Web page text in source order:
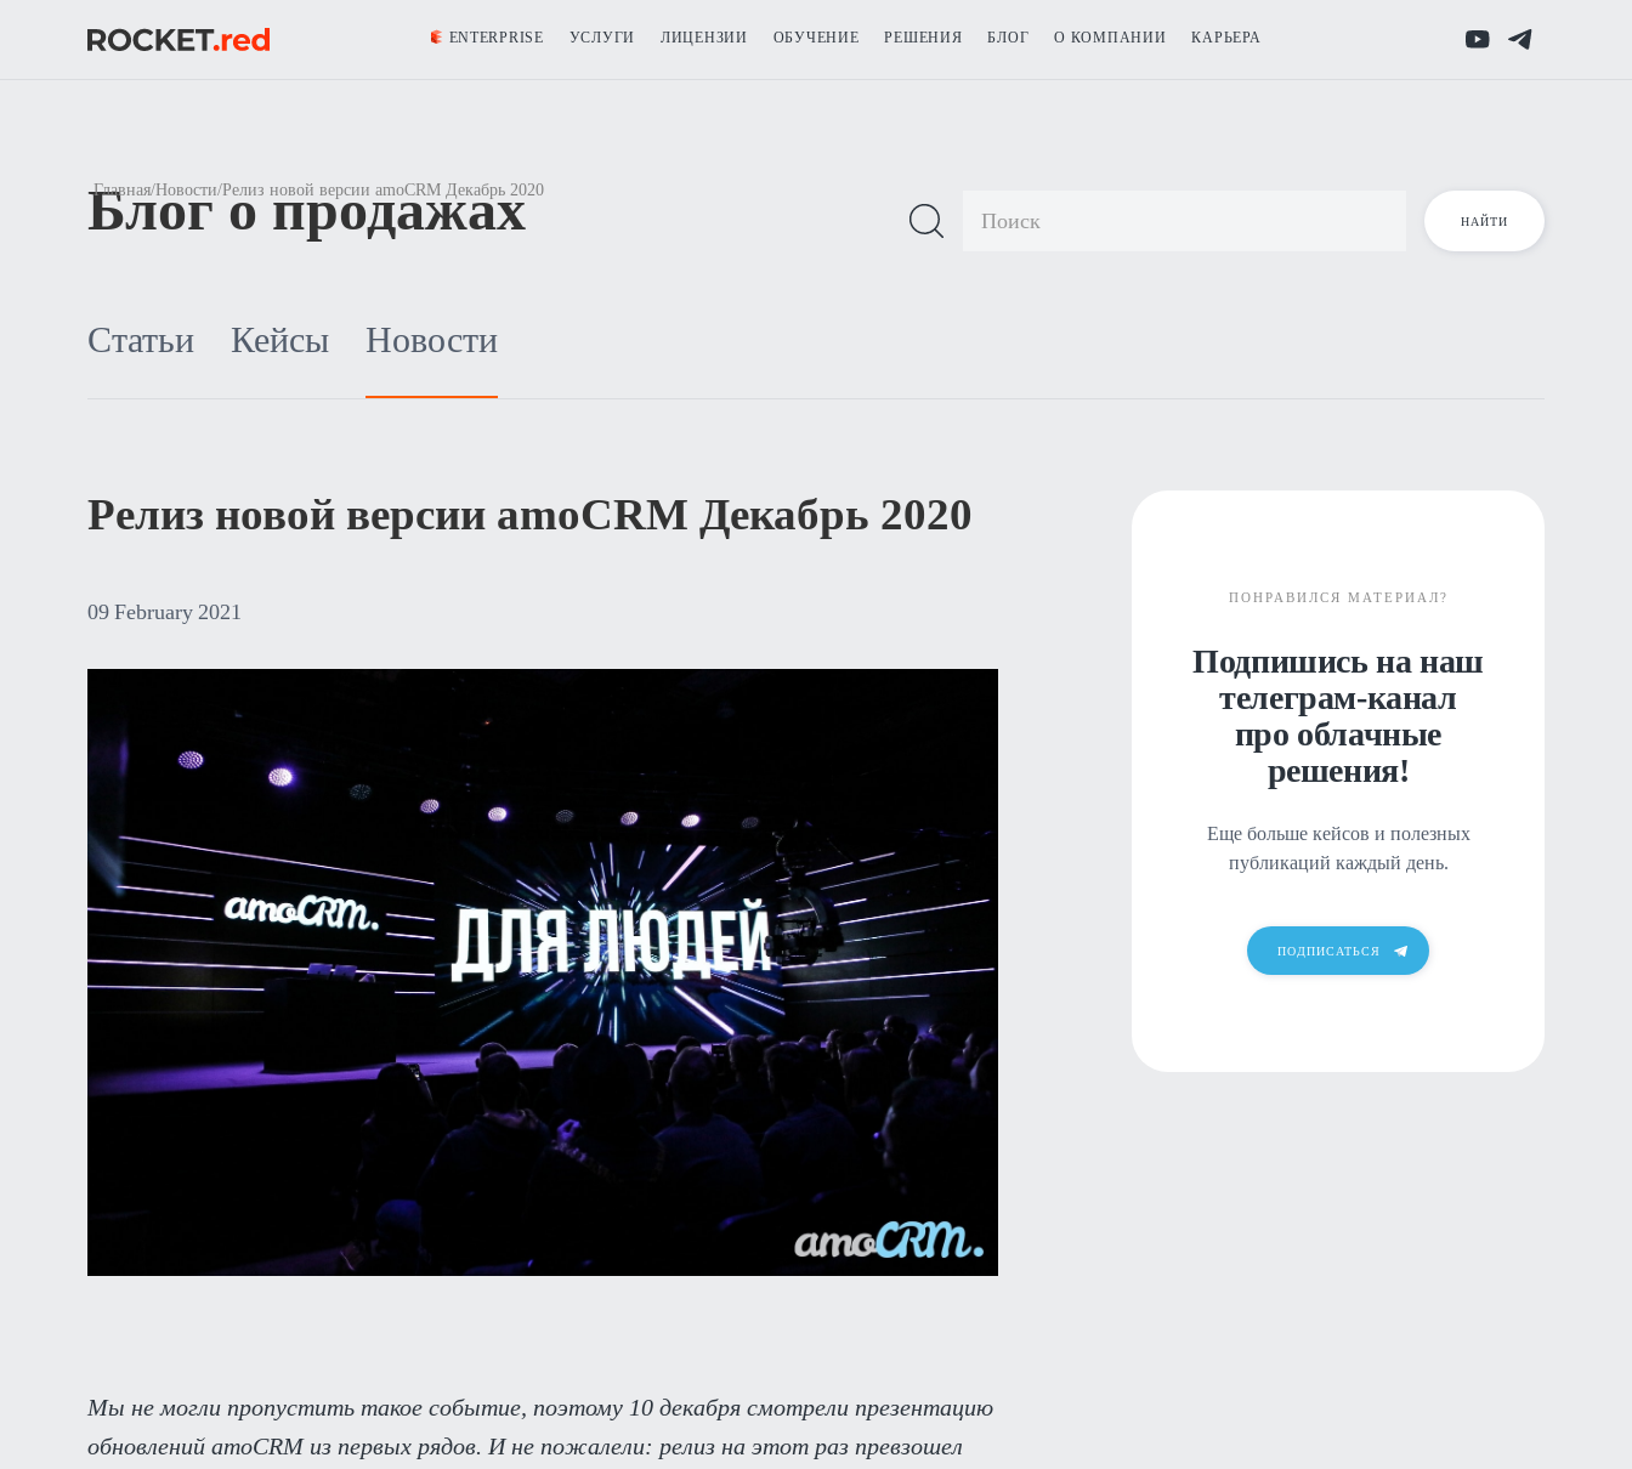
ENTERPRISE УСЛУГИ ЛИЦЕНЗИИ ОБУЧЕНИЕ РЕШЕНИЯ БЛОГ О КОМПАНИИ КАРЬЕРА
Блог о продажах
Статьи Кейсы Новости
Релиз новой версии amoCRM Декабрь 2020
09 February 2021
Мы не могли пропустить такое событие, поэтому 10 декабря смотрели презентацию
обновлений amoCRM из первых рядов. И не пожалели: релиз на этот раз превзошел
ПОНРАВИЛСЯ МАТЕРИАЛ?
Подпишись на наш
телеграм-канал
про облачные
решения!
Еще больше кейсов и полезных
публикаций каждый день.
ПОДПИСАТЬСЯ
Главная/Новости/Релиз новой версии amoCRM Декабрь 2020